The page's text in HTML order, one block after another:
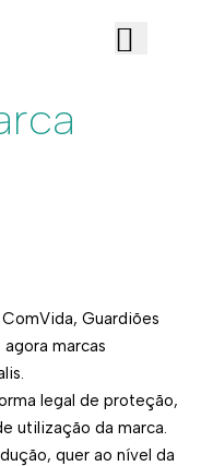
Guardiões
marcas
legal de proteção,
utilização da marca.
quer ao nível da